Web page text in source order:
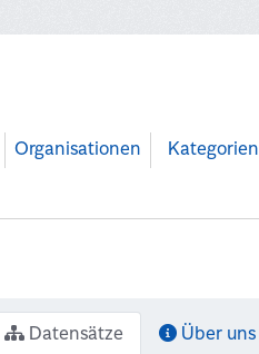
Organisationen Kategorien
Datensätze Über uns